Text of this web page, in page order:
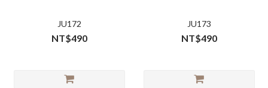
JU172
NT$490
JU173
NT$490